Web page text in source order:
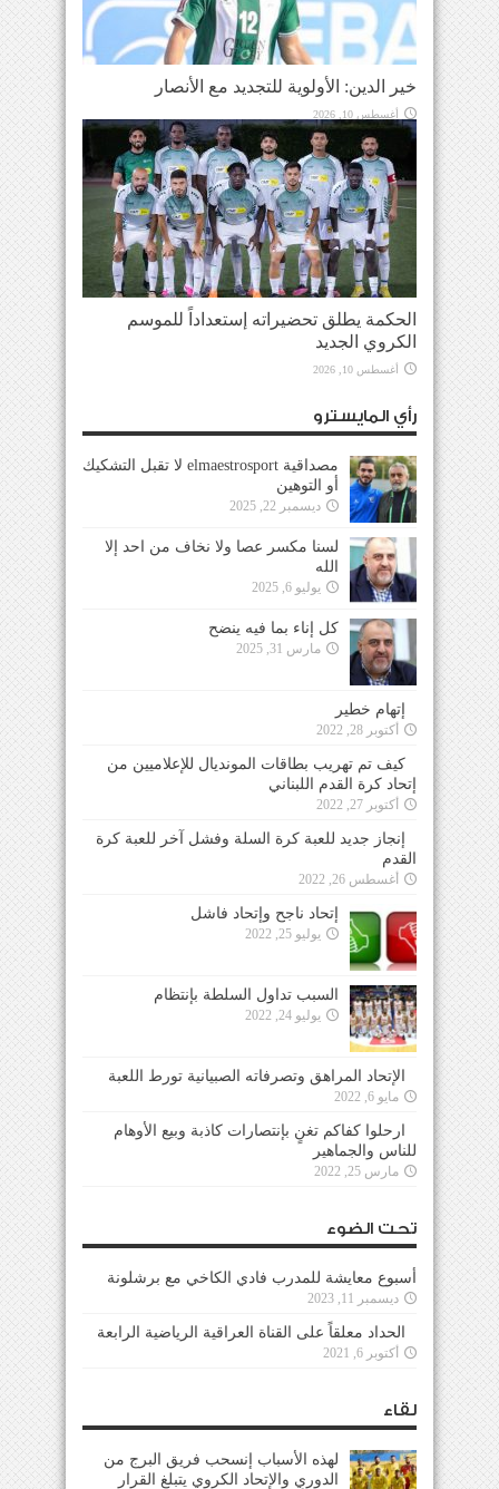
خير الدين: الأولوية للتجديد مع الأنصار
أغسطس 10, 2026
الحكمة يطلق تحضيراته إستعداداً للموسم
الكروي الجديد
أغسطس 10, 2026
رأي المايسترو
مصداقية elmaestrosport لا تقبل التشكيك
أو التوهين
ديسمبر 22, 2025
لسنا مكسر عصا ولا نخاف من احد إلا
الله
يوليو 6, 2025
كل إناء بما فيه ينضح
مارس 31, 2025
إتهام خطير
أكتوبر 28, 2022
كيف تم تهريب بطاقات المونديال للإعلاميين من
إتحاد كرة القدم اللبناني
أكتوبر 27, 2022
إنجاز جديد للعبة كرة السلة وفشل آخر للعبة كرة
القدم
أغسطس 26, 2022
إتحاد ناجح وإتحاد فاشل
يوليو 25, 2022
السبب تداول السلطة بإنتظام
يوليو 24, 2022
الإتحاد المراهق وتصرفاته الصبيانية تورط اللعبة
مايو 6, 2022
ارحلوا كفاكم تغنٍ بإنتصارات كاذبة وبيع الأوهام
للناس والجماهير
مارس 25, 2022
تحت الضوء
أسبوع معايشة للمدرب فادي الكاخي مع برشلونة
ديسمبر 11, 2023
الحداد معلقاً على القناة العراقية الرياضية الرابعة
أكتوبر 6, 2021
لقاء
لهذه الأسباب إنسحب فريق البرج من
الدوري والإتحاد الكروي يتبلغ القرار